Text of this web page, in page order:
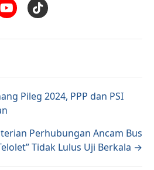
Pileg 2024, PPP dan PSI
Perhubungan Ancam Bus
Tidak Lulus Uji Berkala →